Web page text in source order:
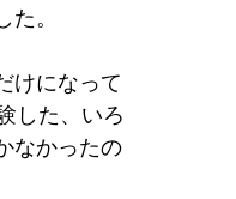
。
けになって
した、いろ
なかったの